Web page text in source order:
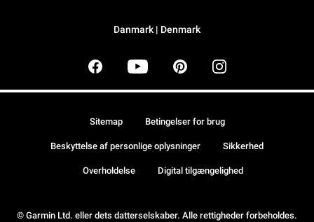
Danmark | Denmark
© Garmin Ltd. eller dets datterselskaber. Alle rettigheder forbeholdes.
Sitemap Betingelser for brug
Beskyttelse af personlige oplysninger Sikkerhed
Overholdelse Digital tilgængelighed